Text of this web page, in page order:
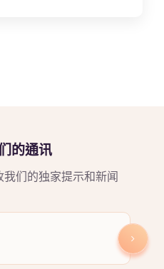
的通讯
们的独家提示和新闻